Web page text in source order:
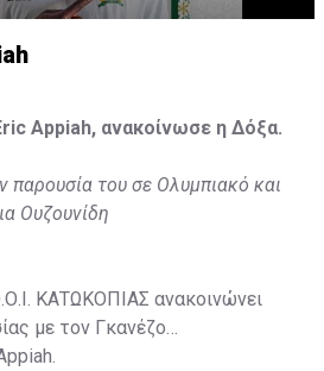
Appiah, ανακοίνωσε η Δόξα.
παρουσία του σε Ολυμπιακό και
Ουζουνίδη
ΚΑΤΩΚΟΠΙΑΣ ανακοινώνει
με τον Γκανέζο